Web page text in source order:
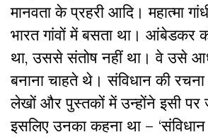
मानवता के प्रहरी आदि। महात्मा
भारत गांवों में बसता था। आंबेडकर
था, उससे संतोष नहीं था। वे उसे
बनाना चाहते थे। संविधान की
लेखों और पुस्तकों में उन्होंने इसी पर
इसलिए उनका कहना था –